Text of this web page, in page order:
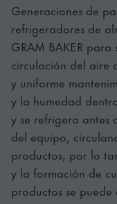
Generaciones de
refrigeradores de
GRAM BAKER para
circulación del aire
y uniforme
y la humedad
y se refrigera antes
del equipo,
productos, por lo
y la formación de
productos se